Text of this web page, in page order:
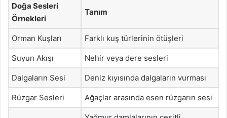
Doğa Sesleri
Örnekleri
Tanım
Orman Kuşları Farklı kuş türlerinin ötüşleri
Suyun Akışı Nehir veya dere sesleri
Dalgaların Sesi Deniz kıyısında dalgaların vurması
Rüzgar Sesleri Ağaçlar arasında esen rüzgarın sesi